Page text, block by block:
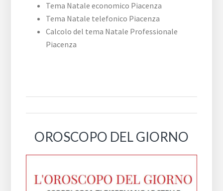
Tema Natale economico Piacenza
Tema Natale telefonico Piacenza
Calcolo del tema Natale Professionale
Piacenza
OROSCOPO DEL GIORNO